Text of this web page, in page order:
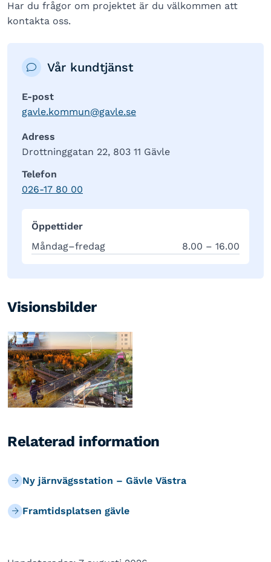
Har du frågor om projektet är du välkommen att
kontakta oss.
Vår kundtjänst
E-post
gavle.kommun@gavle.se
Adress
Drottninggatan 22, 803 11 Gävle
Telefon
026-17 80 00
Öppettider
Måndag–fredag
8.00 – 16.00
Visionsbilder
Relaterad information
Ny järnvägsstation – Gävle Västra
Framtidsplatsen gävle